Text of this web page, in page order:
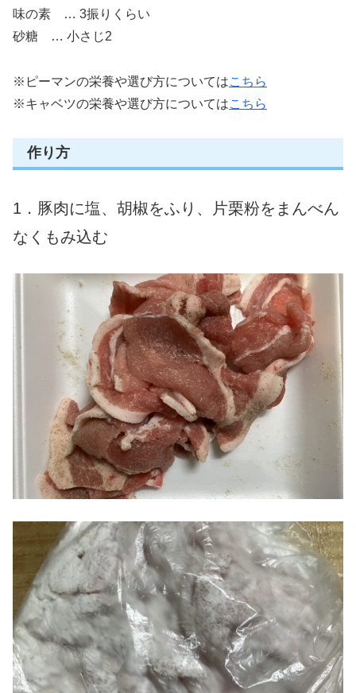
味の素 … 3振りくらい
砂糖 … 小さじ2
※ピーマンの栄養や選び方についてはこちら
※キャベツの栄養や選び方についてはこちら
作り方
1．豚肉に塩、胡椒をふり、片栗粉をまんべん
なくもみ込む